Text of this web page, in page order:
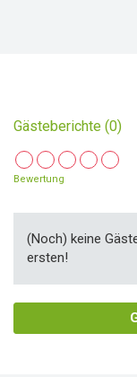
Gästeberichte (0)
Bewertung
(Noch) keine
ersten!